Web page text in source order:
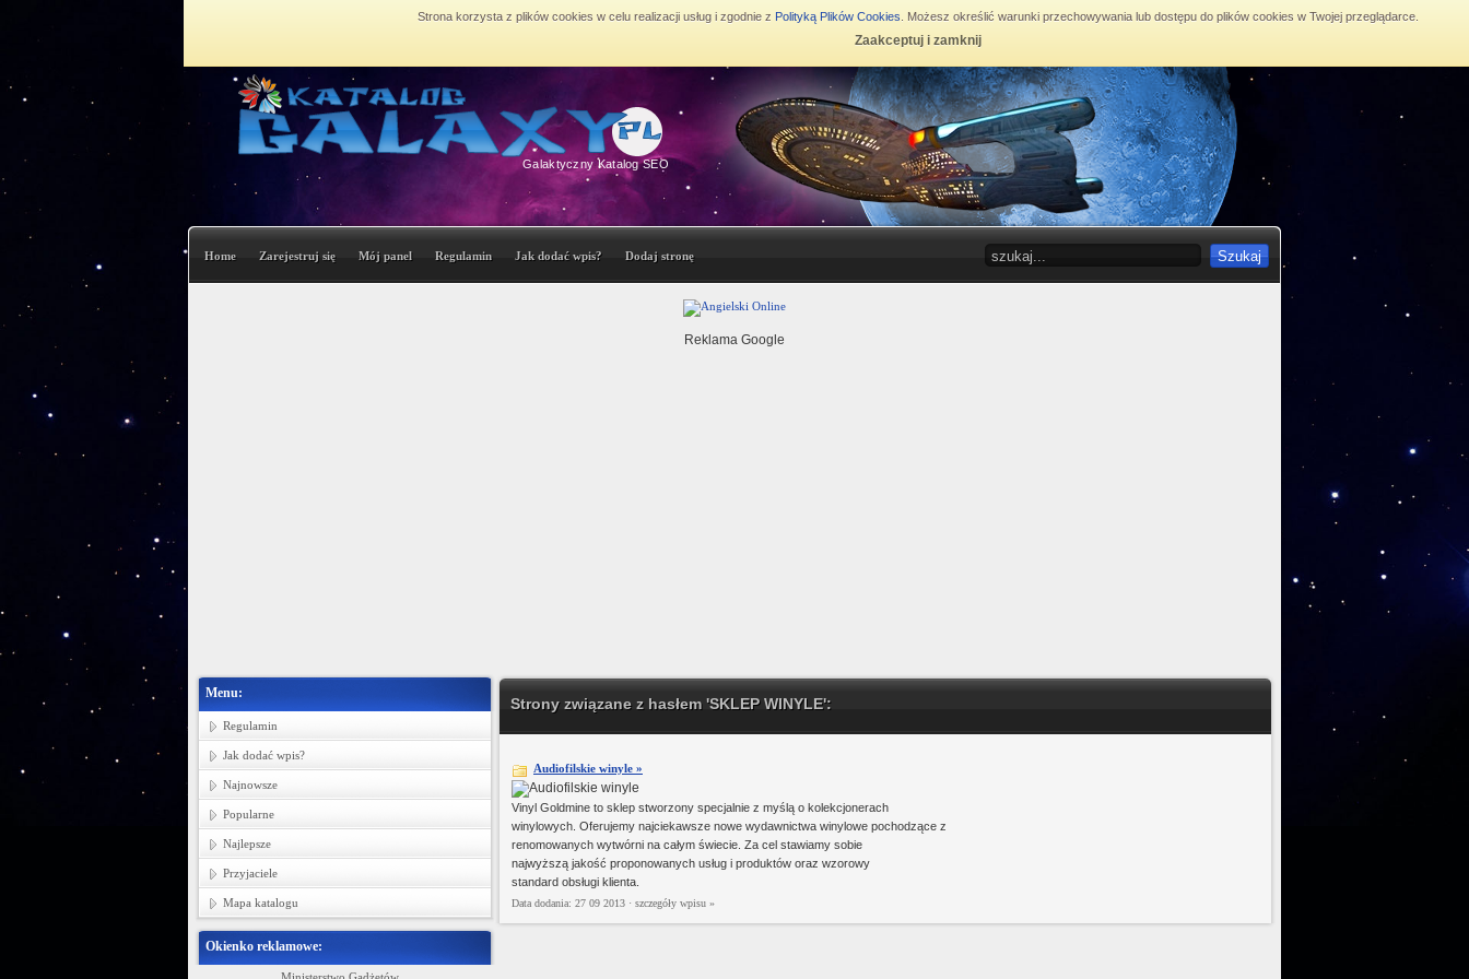
Strona korzysta z plików cookies w celu realizacji usług i zgodnie z Polityką Plików Cookies . Możesz określić warunki przechowywania lub dostępu do plików cookies w Twojej przeglądarce.
Zaakceptuj i zamknij
Galaktyczny Katalog SEO
Home Zarejestruj się Mój panel Regulamin Jak dodać wpis? Dodaj stronę
Reklama Google
Menu:
Regulamin
Jak dodać wpis?
Najnowsze
Popularne
Najlepsze
Przyjaciele
Mapa katalogu
Okienko reklamowe:
Strony związane z hasłem 'SKLEP WINYLE':
Audiofilskie winyle »
Vinyl Goldmine to sklep stworzony specjalnie z myślą o kolekcjonerach
winylowych. Oferujemy najciekawsze nowe wydawnictwa winylowe pochodzące z
renomowanych wytwórni na całym świecie. Za cel stawiamy sobie
najwyższą jakość proponowanych usług i produktów oraz wzorowy
standard obsługi klienta.
Data dodania: 27 09 2013 · szczegóły wpisu »